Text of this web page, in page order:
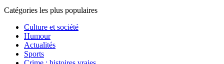
Catégories les plus populaires
Culture et société
Humour
Actualités
Sports